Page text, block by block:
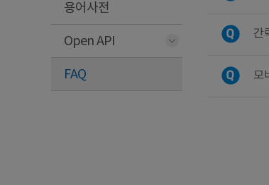
용어사전
Open API
FAQ
간
모